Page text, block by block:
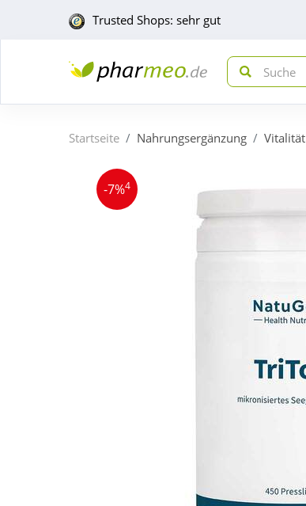
Trusted Shops: sehr gut
Startseite Nahrungsergänzung Vitalität
-7%4